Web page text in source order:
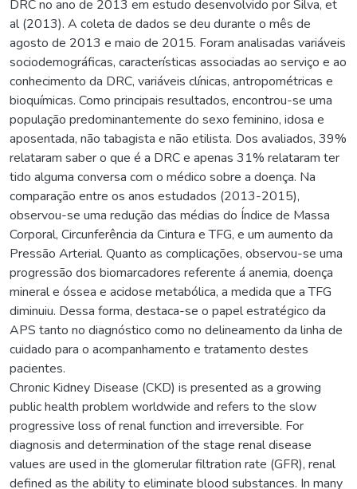
DRC no ano de 2013 em estudo desenvolvido por Silva, et
al (2013). A coleta de dados se deu durante o mês de
agosto de 2013 e maio de 2015. Foram analisadas variáveis
sociodemográficas, características associadas ao serviço e ao
conhecimento da DRC, variáveis clínicas, antropométricas e
bioquímicas. Como principais resultados, encontrou-se uma
população predominantemente do sexo feminino, idosa e
aposentada, não tabagista e não etilista. Dos avaliados, 39%
relataram saber o que é a DRC e apenas 31% relataram ter
tido alguma conversa com o médico sobre a doença. Na
comparação entre os anos estudados (2013-2015),
observou-se uma redução das médias do Índice de Massa
Corporal, Circunferência da Cintura e TFG, e um aumento da
Pressão Arterial. Quanto as complicações, observou-se uma
progressão dos biomarcadores referente á anemia, doença
mineral e óssea e acidose metabólica, a medida que a TFG
diminuiu. Dessa forma, destaca-se o papel estratégico da
APS tanto no diagnóstico como no delineamento da linha de
cuidado para o acompanhamento e tratamento destes
pacientes.
Chronic Kidney Disease (CKD) is presented as a growing
public health problem worldwide and refers to the slow
progressive loss of renal function and irreversible. For
diagnosis and determination of the stage renal disease
values are used in the glomerular filtration rate (GFR), renal
defined as the ability to eliminate blood substances. In many